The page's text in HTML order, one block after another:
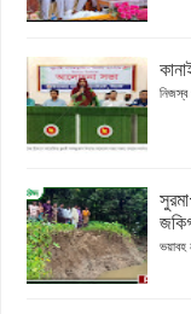
ভয়াবহ